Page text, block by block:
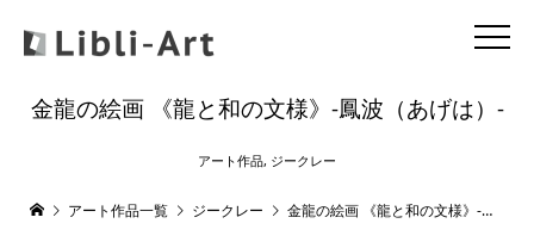
金龍の絵画 《龍と和の文様》-鳳波（あげは）-
アート作品, ジークレー
アート作品一覧 ジークレー 金龍の絵画 《龍と和の文様》-鳳波（あげは）-